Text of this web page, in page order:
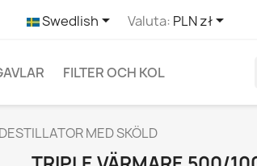
Swedlish Valuta: PLN zł
FILTER OCH KOL
MED SKÖLD